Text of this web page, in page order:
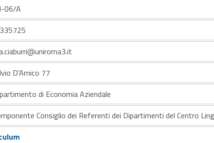
06/A
D'Amico 77
di Economia Aziendale
Consiglio dei Referenti dei Dipartimenti del Centro